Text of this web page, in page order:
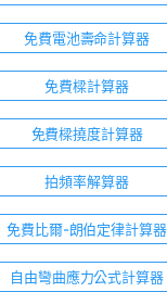
免費電池壽命計算器
免費樑計算器
免費樑撓度計算器
拍頻率解算器
免費比爾-朗伯定律計算器
自由彎曲應力公式計算器